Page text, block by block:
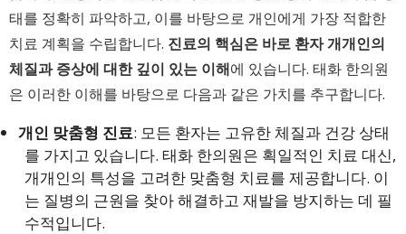
태를 정확히 파악하고, 이를 바탕으로 개인에게 가장 적합한
치료 계획을 수립합니다. 진료의 핵심은 바로 환자 개개인의
체질과 증상에 대한 깊이 있는 이해에 있습니다. 태화 한의원
은 이러한 이해를 바탕으로 다음과 같은 가치를 추구합니다.
개인 맞춤형 진료: 모든 환자는 고유한 체질과 건강 상태
를 가지고 있습니다. 태화 한의원은 획일적인 치료 대신,
개개인의 특성을 고려한 맞춤형 치료를 제공합니다. 이
는 질병의 근원을 찾아 해결하고 재발을 방지하는 데 필
수적입니다.